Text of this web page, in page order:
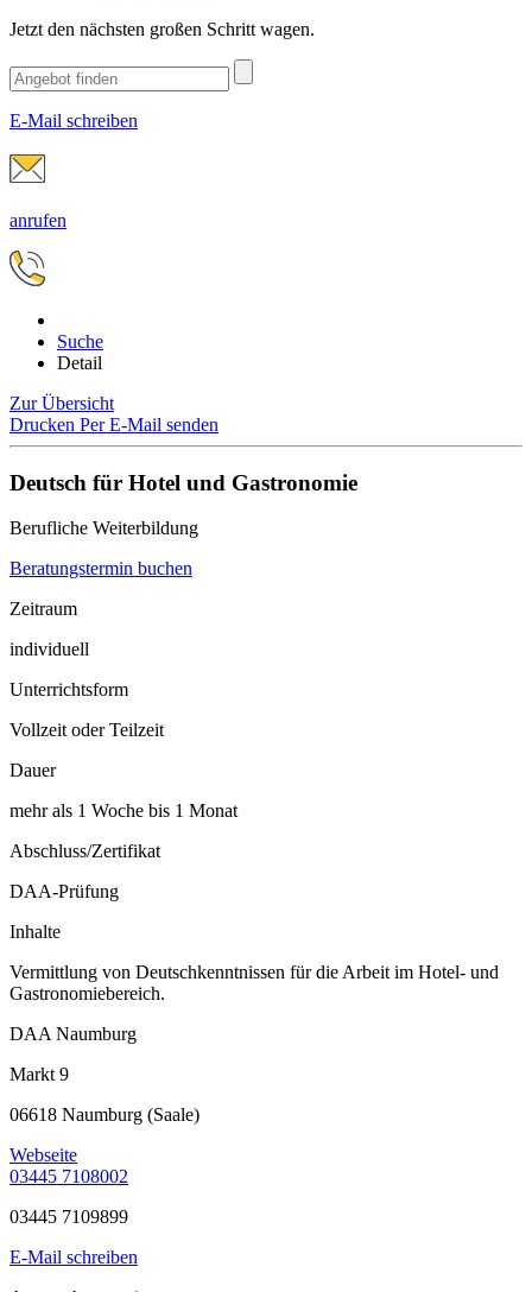
Jetzt den nächsten großen Schritt wagen.
E-Mail schreiben
anrufen
Suche
Detail
Zur Übersicht
Drucken Per E-Mail senden
Deutsch für Hotel und Gastronomie
Berufliche Weiterbildung
Beratungstermin buchen
Zeitraum
individuell
Unterrichtsform
Vollzeit oder Teilzeit
Dauer
mehr als 1 Woche bis 1 Monat
Abschluss/Zertifikat
DAA-Prüfung
Inhalte
Vermittlung von Deutschkenntnissen für die Arbeit im Hotel- und
Gastronomiebereich.
DAA Naumburg
Markt 9
06618 Naumburg (Saale)
Webseite
03445 7108002
03445 7109899
E-Mail schreiben